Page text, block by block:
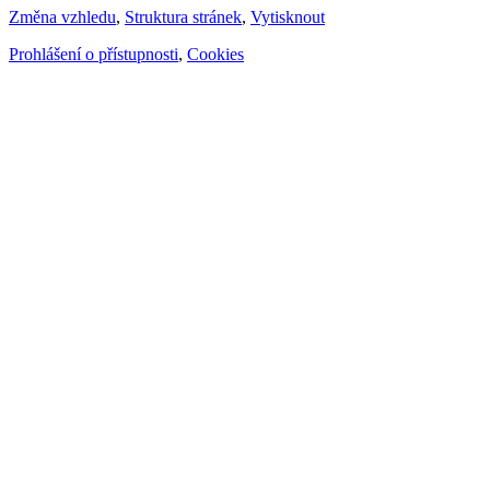
Změna vzhledu, Struktura stránek, Vytisknout
Prohlášení o přístupnosti, Cookies